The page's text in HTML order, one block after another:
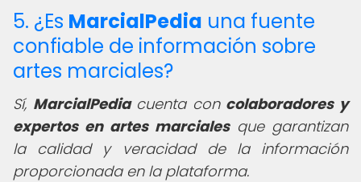
5. ¿Es MarcialPedia una fuente
confiable de información sobre
artes marciales?
Sí, MarcialPediacuenta con colaboradores y
expertos en artes marcialesque garantizan
la calidad y veracidad de la información
proporcionada en la plataforma.